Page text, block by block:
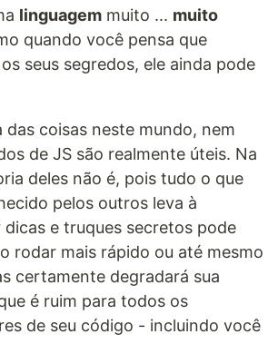
linguagem muito ... muito
quando você pensa que
seus segredos, ele ainda pode
das coisas neste mundo, nem
de JS são realmente úteis. Na
deles não é, pois tudo o que
pelos outros leva à
dicas e truques secretos pode
rodar mais rápido ou até mesmo
certamente degradará sua
é ruim para todos os
de seu código - incluindo você